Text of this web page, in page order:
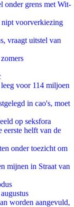
onder grens met Wit-
nipt voorverkiezing
vraagt uitstel van
voor 114 miljoen
in cao's, moet
op seksfora
helft van de
onder toezicht om
mijnen in Straat van
worden aangevuld,